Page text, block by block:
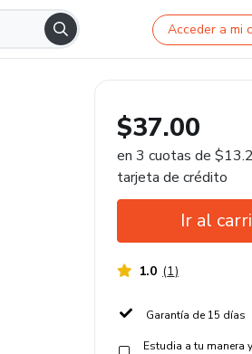
Acceder a mi
$37.00
en 3 cuotas de
tarjeta de crédito
Ir al
1.0 (1)
Garantía de 15 días
Estudia a tu manera